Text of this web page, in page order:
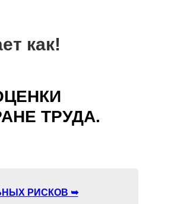
как!
ТРУДА.
РИСКОВ ➥